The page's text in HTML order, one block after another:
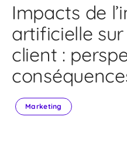
Impacts de
artificielle
client :
Marketing